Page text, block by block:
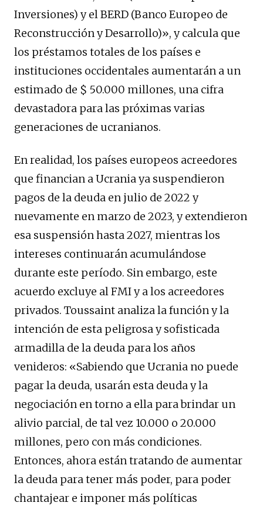
Inversiones) y el BERD (Banco Europeo de
Reconstrucción y Desarrollo)», y calcula que
los préstamos totales de los países e
instituciones occidentales aumentarán a un
estimado de $ 50.000 millones, una cifra
devastadora para las próximas varias
generaciones de ucranianos.
En realidad, los países europeos acreedores
que financian a Ucrania ya suspendieron
pagos de la deuda en julio de 2022 y
nuevamente en marzo de 2023, y extendieron
esa suspensión hasta 2027, mientras los
intereses continuarán acumulándose
durante este período. Sin embargo, este
acuerdo excluye al FMI y a los acreedores
privados. Toussaint analiza la función y la
intención de esta peligrosa y sofisticada
armadilla de la deuda para los años
venideros: «Sabiendo que Ucrania no puede
pagar la deuda, usarán esta deuda y la
negociación en torno a ella para brindar un
alivio parcial, de tal vez 10.000 o 20.000
millones, pero con más condiciones.
Entonces, ahora están tratando de aumentar
la deuda para tener más poder, para poder
chantajear e imponer más políticas